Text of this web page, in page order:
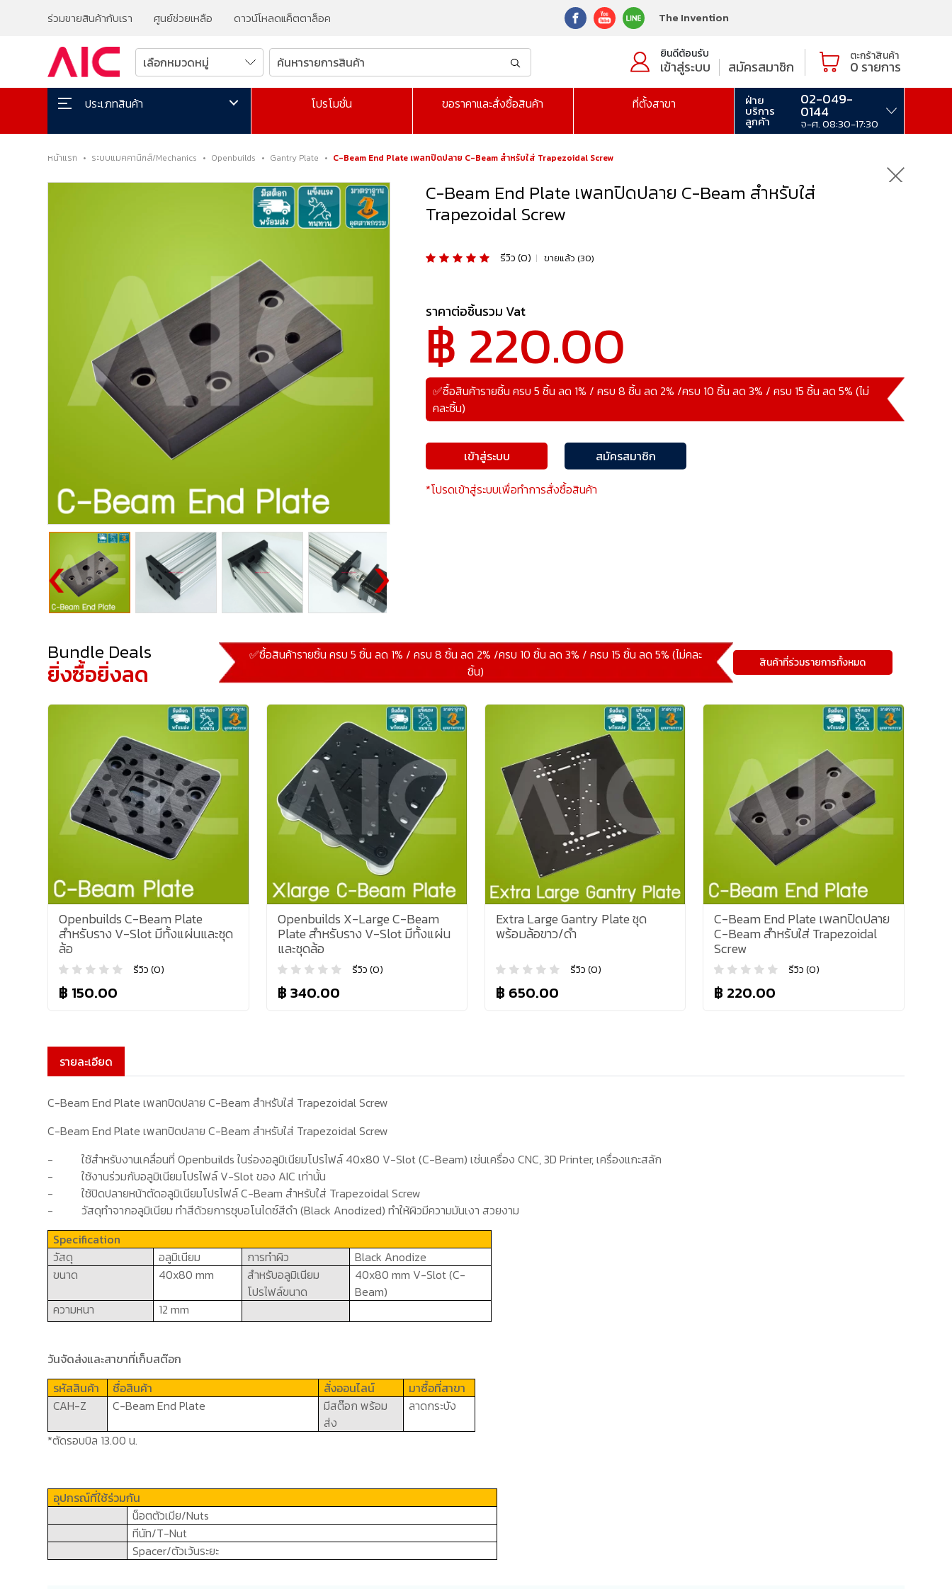
ร่วมขายสินค้ากับเรา ศูนย์ช่วยเหลือ ดาวน์โหลดแค็ตตาล็อค The Invention
ยินดีต้อนรับ
เข้าสู่ระบบ สมัครสมาชิก
ตะกร้าสินค้า
0 รายการ
ประเภทสินค้า โปรโมชั่น ขอราคาและสั่งซื้อสินค้า ที่ตั้งสาขา ฝ่าย
บริการ
ลูกค้า
02-049-
0144
จ-ศ. 08:30-17:30
หน้าแรก • ระบบแมคคานิกส์/Mechanics • Openbuilds • Gantry Plate • C-Beam End Plate เพลทปิดปลาย C-Beam สำหรับใส่ Trapezoidal Screw
C-Beam End Plate เพลทปิดปลาย C-Beam สำหรับใส่
Trapezoidal Screw
รีวิว (0) | ขายแล้ว (30)
ราคาต่อชิ้นรวม Vat
฿ 220.00
✅ซื้อสินค้ารายชิ้น ครบ 5 ชิ้น ลด 1% / ครบ 8 ชิ้น ลด 2% /ครบ 10 ชิ้น ลด 3% / ครบ 15 ชิ้น ลด 5% (ไม่
คละชิ้น)
เข้าสู่ระบบ
สมัครสมาชิก
*โปรดเข้าสู่ระบบเพื่อทำการสั่งซื้อสินค้า
Bundle Deals
ยิ่งซื้อยิ่งลด
✅ซื้อสินค้ารายชิ้น ครบ 5 ชิ้น ลด 1% / ครบ 8 ชิ้น ลด 2% /ครบ 10 ชิ้น ลด 3% / ครบ 15 ชิ้น ลด 5% (ไม่คละ
ชิ้น)
สินค้าที่ร่วมรายการทั้งหมด
Openbuilds C-Beam Plate
สำหรับราง V-Slot มีทั้งแผ่นและชุด
ล้อ
รีวิว (0)
฿ 150.00
Openbuilds X-Large C-Beam
Plate สำหรับราง V-Slot มีทั้งแผ่น
และชุดล้อ
รีวิว (0)
฿ 340.00
Extra Large Gantry Plate ชุด
พร้อมล้อขาว/ดำ
รีวิว (0)
฿ 650.00
C-Beam End Plate เพลทปิดปลาย
C-Beam สำหรับใส่ Trapezoidal
Screw
รีวิว (0)
฿ 220.00
รายละเอียด
C-Beam End Plate เพลทปิดปลาย C-Beam สำหรับใส่ Trapezoidal Screw
C-Beam End Plate เพลทปิดปลาย C-Beam สำหรับใส่ Trapezoidal Screw
-
ใช้สำหรับงานเคลื่อนที่Openbuilds ในร่องอลูมิเนียมโปรไฟล์40x80 V-Slot(C-Beam)เช่นเครื่องCNC, 3D Printer,เครื่องแกะสลัก
-
ใช้งานร่วมกับอลูมิเนียมโปรไฟล์V-Slotของ AICเท่านั้น
-
ใช้ปิดปลายหน้าตัดอลูมิเนียมโปรไฟล์C-Beamสำหรับใส่ Trapezoidal Screw
-
วัสดุทำจากอลูมิเนียม ทำสีด้วยการชุบอโนไดซ์สีดำ (Black Anodized)ทำให้ผิวมีความมันเงา สวยงาม
Specification
วัสดุ
อลูมิเนียม การทำผิว
Black Anodize
ขนาด
40x80 mm
สำหรับอลูมิเนียม
โปรไฟล์ขนาด
40x80 mm V-Slot (C-
Beam)
ความหนา
12 mm
วันจัดส่งและสาขาที่เก็บสต๊อก
รหัสสินค้า
ชื่อสินค้า สั่งออนไลน์
มาซื้อที่สาขา
CAH-Z
C-Beam End Plate
มีสต๊อก พร้อม
ส่ง
ลาดกระบัง
*ตัดรอบบิล 13.00 น.
อุปกรณ์ที่ใช้ร่วมกัน
น็อตตัวเมีย/Nuts
ทีนัท/T-Nut
Spacer/ตัวเว้นระยะ